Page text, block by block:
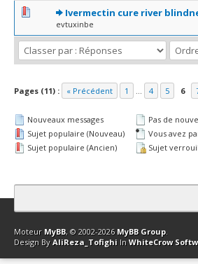
Ivermectin cure river
evtuxinbe
0 Votes - 0 sur 5 en moyenne
1 2345
Pages (11) : « Précédent 1 ... 4 5 6
Nouveaux messages
Sujet populaire (Nouveau)
Sujet populaire (Ancien)
Pas de
Vous avez
Sujet
Contact Club Affiliation Retourner en
Moteur MyBB, © 2002-2026 MyBB Group.
Design By AliReza_Tofighi In WhiteCrow